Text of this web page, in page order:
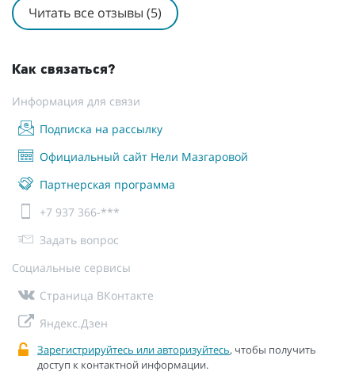
Читать все отзывы (5)
Как связаться?
Информация для связи
Подписка на рассылку
Официальный сайт Нели Мазгаровой
Партнерская программа
+7 937 366-***
Задать вопрос
Социальные сервисы
Страница ВКонтакте
Яндекс.Дзен
Зарегистрируйтесь или авторизуйтесь, чтобы получить
доступ к контактной информации.